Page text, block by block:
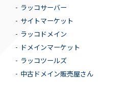
ラッコサーバー
サイトマーケット
ラッコドメイン
ドメインマーケット
ラッコツールズ
中古ドメイン販売屋さん